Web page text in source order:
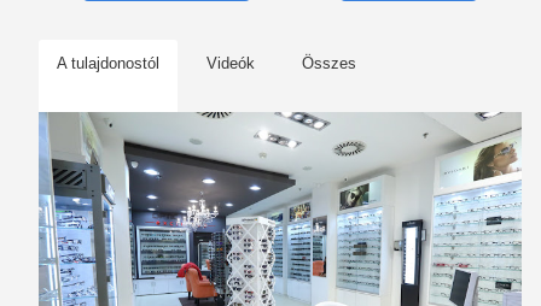
A tulajdonostól Videók Összes